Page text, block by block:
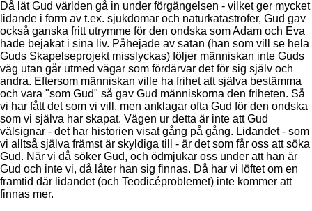
Då lät Gud världen gå in under förgängelsen - vilket ger mycket
lidande i form av t.ex. sjukdomar och naturkatastrofer, Gud gav
också ganska fritt utrymme för den ondska som Adam och Eva
hade bejakat i sina liv. Påhejade av satan (han som vill se hela
Guds Skapelseprojekt misslyckas) följer människan inte Guds
väg utan går utmed vägar som fördärvar det för sig själv och
andra. Eftersom människan ville ha frihet att själva bestämma
och vara "som Gud" så gav Gud människorna den friheten. Så
vi har fått det som vi vill, men anklagar ofta Gud för den ondska
som vi själva har skapat. Vägen ur detta är inte att Gud
välsignar - det har historien visat gång på gång. Lidandet - som
vi alltså själva främst är skyldiga till - är det som får oss att söka
Gud. När vi då söker Gud, och ödmjukar oss under att han är
Gud och inte vi, då låter han sig finnas. Då har vi löftet om en
framtid där lidandet (och Teodicéproblemet) inte kommer att
finnas mer.